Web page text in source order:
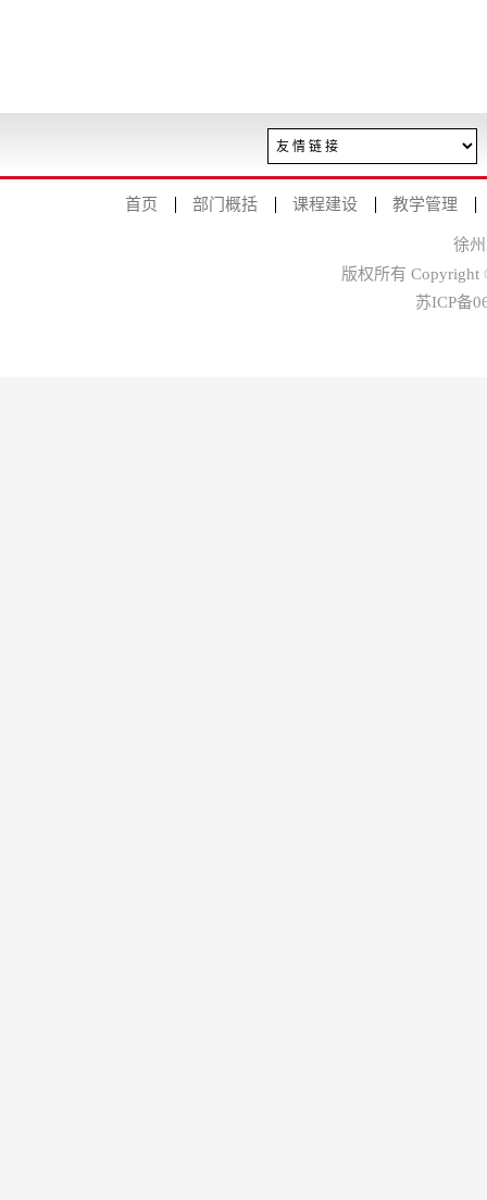
首页 部门概括 课程建设 教学管理
徐
版权所有 Copyright
苏ICP备